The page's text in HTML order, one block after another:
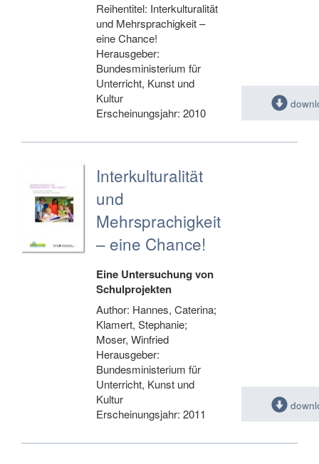
Reihentitel: Interkulturalität
und Mehrsprachigkeit –
eine Chance!
Herausgeber:
Bundesministerium für
Unterricht, Kunst und
Kultur
Erscheinungsjahr: 2010
Interkulturalität
und
Mehrsprachigkeit
– eine Chance!
Eine Untersuchung von
Schulprojekten
Author: Hannes, Caterina;
Klamert, Stephanie;
Moser, Winfried
Herausgeber:
Bundesministerium für
Unterricht, Kunst und
Kultur
Erscheinungsjahr: 2011